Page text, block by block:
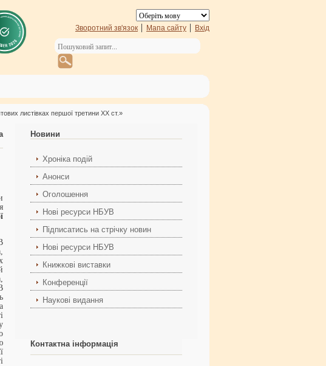
Зворотний зв'язок Мапа сайту Вхід
листівках першої третини ХХ ст.»
Новини
Хроніка подій
Анонси
Оголошення
Нові ресурси НБУВ
Підписатись на стрічку новин
Нові ресурси НБУВ
Книжкові виставки
Конференції
Наукові видання
Контактна інформація